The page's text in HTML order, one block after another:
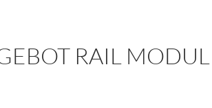
RAIL MODUL